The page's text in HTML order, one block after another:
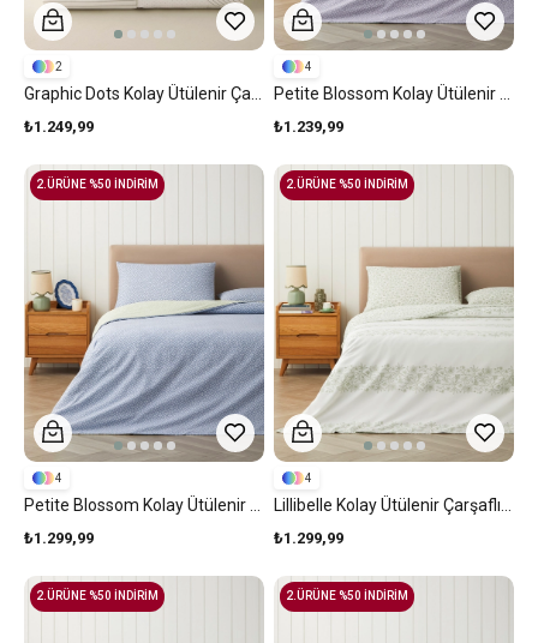
₺1.249,99
2
₺1.239,99
4
₺1.299,99
4
2.ÜRÜNE %50 İNDİRİM
₺1.299,99
4
2.ÜRÜNE %50 İNDİRİM
2.ÜRÜNE %50 İNDİRİM 2.ÜRÜNE %50 İNDİRİM